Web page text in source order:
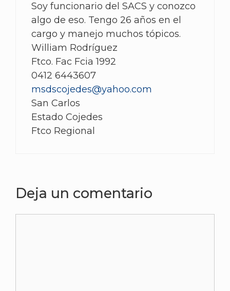
Soy funcionario del SACS y conozco
algo de eso. Tengo 26 años en el
cargo y manejo muchos tópicos.
William Rodríguez
Ftco. Fac Fcia 1992
0412 6443607
msdscojedes@yahoo.com
San Carlos
Estado Cojedes
Ftco Regional
Deja un comentario